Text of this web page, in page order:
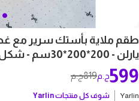
طقم ملاية بأستك سرير مع
يارلن - 200*200*30سم - شكل فيونكات
819ج.م 599ج.م
Yarlin شوف كل منتجاتYarlin